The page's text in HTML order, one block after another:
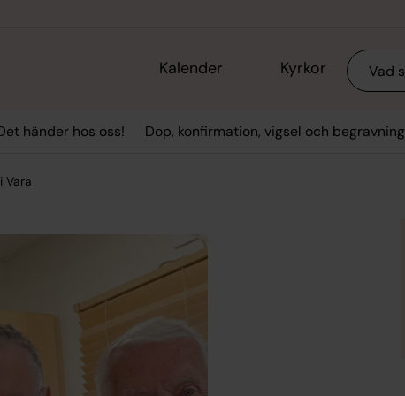
Kalender Kyrkor Sök
händer hos oss! Dop, konfirmation, vigsel och begravning
Vara